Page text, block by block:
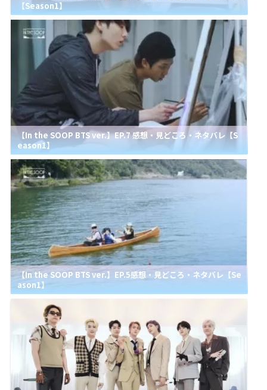
【Season1】
【In the SOOP BTS ver.】EP.7 感想・見どころ・ネタバレ【S
eason1】
【In the SOOP BTS ver.】EP.5感想・見どころ・ネタバレ【Se
ason1】